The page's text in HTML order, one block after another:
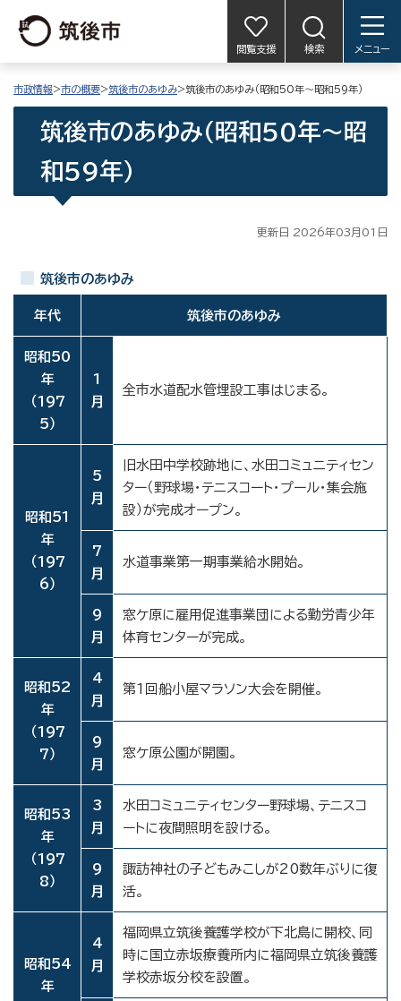
閲覧支援 検索 メニュー
市政情報>市の概要>筑後市のあゆみ>筑後市のあゆみ（昭和50年～昭和59年）
筑後市のあゆみ（昭和50年～昭
和59年）
更新日 2026年03月01日
筑後市のあゆみ
年代 筑後市のあゆみ
昭和50
年
（197
5）
1
月
全市水道配水管埋設工事はじまる。
昭和51
年
（197
6）
5
月
旧水田中学校跡地に、水田コミュニティセン
ター（野球場・テニスコート・プール・集会施
設）が完成オープン。
7
月
水道事業第一期事業給水開始。
9
月
窓ケ原に雇用促進事業団による勤労青少年
体育センターが完成。
昭和52
年
（197
7）
4
月
第1回船小屋マラソン大会を開催。
9
月
窓ケ原公園が開園。
昭和53
年
（197
8）
3
月
水田コミュニティセンター野球場、テニスコ
ートに夜間照明を設ける。
9
月
諏訪神社の子どもみこしが20数年ぶりに復
活。
昭和54
年
4
月
福岡県立筑後養護学校が下北島に開校、同
時に国立赤坂療養所内に福岡県立筑後養護
学校赤坂分校を設置。